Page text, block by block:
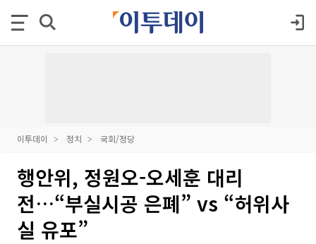
이투데이 정치 국회/정당
행안위, 정원오-오세훈 대리
전…“부실시공 은폐” vs “허위사
실 유포”